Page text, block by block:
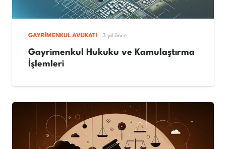
GAYRIMENKUL AVUKATI 3 yıl önce
Gayrimenkul Hukuku ve Kamulaştırma
İşlemleri